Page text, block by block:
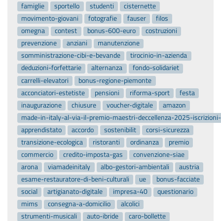
famiglie sportello studenti
cisternette
movimento-giovani
fotografie fauser
filos
omegna
contest bonus-600-euro
costruzioni
prevenzione
anziani
manutenzione
somministrazione-cibi-e-bevande
tirocinio-in-azienda
deduzioni-forfettarie
alternanza
fondo-solidariet
carrelli-elevatori
bonus-regione-piemonte
acconciatori-estetiste
pensioni riforma-sport
festa
inaugurazione
chiusure voucher-digitale
amazon
made-in-italy-al-via-il-premio-maestri-deccellenza-2025-
apprendistato
accordo sostenibilit
corsi-sicurezza
transizione-ecologica
ristoranti ordinanza
premio
commercio
credito-imposta-gas
convenzione-siae
arona
viamadeinitaly albo-gestori-ambientali
austria
esame-restauratore-di-beni-culturali
ue
bonus-facciate
social
artigianato-digitale impresa-40
questionario
mims
consegna-a-domicilio
alcolici
strumenti-musicali
auto-ibride caro-bollette